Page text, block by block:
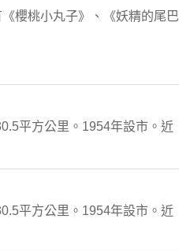
櫻桃小丸子》、《妖精的尾巴
平方公里。1954年設市。近
平方公里。1954年設市。近